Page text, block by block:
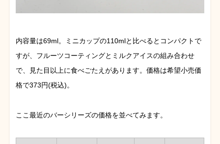
内容量は69ml。ミニカップの110mlと比べるとコンパクトで
すが、フルーツコーティングとミルクアイスの組み合わせ
で、見た目以上に食べごたえがあります。価格は希望小売価
格で373円(税込)。
ここ最近のバーシリーズの価格を並べてみます。